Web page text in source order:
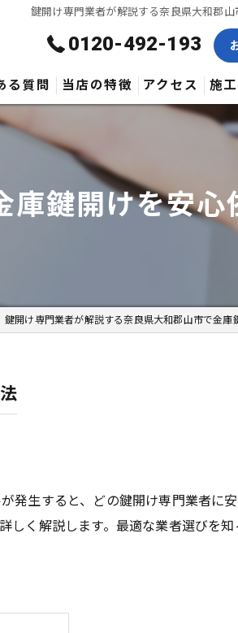
鍵開け専門業者が解説する奈良県大和郡
0120-492-193
る質問 当店の特徴
修理
交換
アクセス 施
鍵開けを安心
鍵開け専門業者が解説する奈良県大和郡山市で金庫
発生すると、どの鍵開け専門業者に
しく解説します。最適な業者選びを